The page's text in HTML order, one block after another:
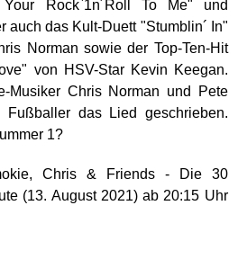
Rock`1n´Roll To Me" und
auch das Kult-Duett "Stumblin´ In"
Norman sowie der Top-Ten-Hit
von HSV-Star Kevin Keegan.
Musiker Chris Norman und Pete
Fußballer das Lied geschrieben.
1?
Chris & Friends - Die 30
(13. August 2021) ab 20:15 Uhr